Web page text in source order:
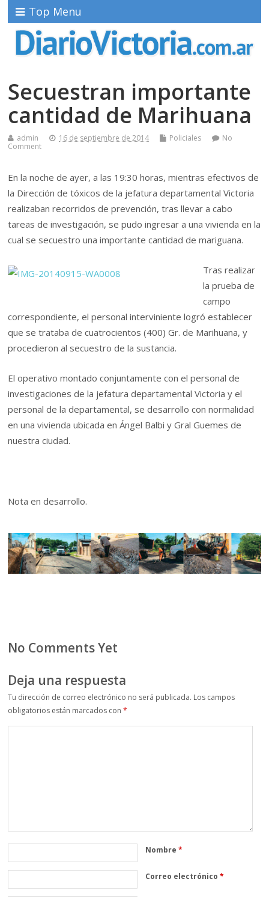
Top Menu
Secuestran importante
cantidad de Marihuana
admin 16 de septiembre de 2014 Policiales
No
Comment
En la noche de ayer, a las 19:30 horas, mientras efectivos de
la Dirección de tóxicos de la jefatura departamental Victoria
realizaban recorridos de prevención, tras llevar a cabo
tareas de investigación, se pudo ingresar a una vivienda en la
cual se secuestro una importante cantidad de mariguana.
Tras realizar
la prueba de
campo
correspondiente, el personal interviniente logró establecer
que se trataba de cuatrocientos (400) Gr. de Marihuana, y
procedieron al secuestro de la sustancia.
El operativo montado conjuntamente con el personal de
investigaciones de la jefatura departamental Victoria y el
personal de la departamental, se desarrollo con normalidad
en una vivienda ubicada en Ángel Balbi y Gral Guemes de
nuestra ciudad.
Nota en desarrollo.
No Comments Yet
Deja una respuesta
Tu dirección de correo electrónico no será publicada. Los campos
obligatorios están marcados con*
Nombre*
Correo electrónico*